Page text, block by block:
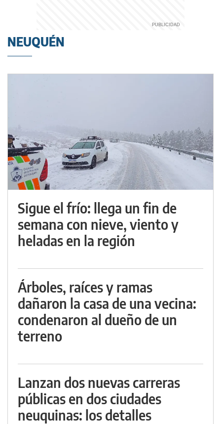
NEUQUÉN
Sigue el frío: llega un fin de
semana con nieve, viento y
heladas en la región
Árboles, raíces y ramas
dañaron la casa de una vecina:
condenaron al dueño de un
terreno
Lanzan dos nuevas carreras
públicas en dos ciudades
neuquinas: los detalles